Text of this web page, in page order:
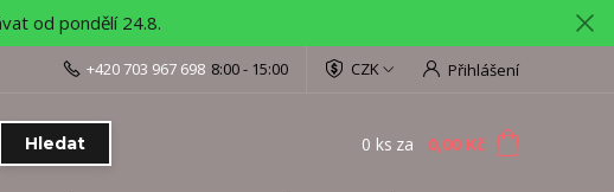
od pondělí 24.8.
CZK Přihlášení
Hledat
+420 703 967 698 8:00 - 15:00
0 ks za 0,00 Kč